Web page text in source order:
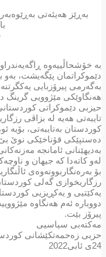
بەڕێز هەیئەتی
بە خۆشحاڵییەوە
دێموكراتمان پێگەیشت، بەو
بەگەرمی پیرۆزبایی
هەنگاوێکی مێژوویی گرینگ
حیزبی دێموكراتی
تایبەتی هەیە لە بزاڤی
کوردستان بەتایبەتی، بۆیە
دەستپێکی قۆناخێکی نوێ
بەدیهێنانی ئامانجە
لەو کاتەدا کە جیهان و
بۆ بەرەنگاربوونەوەی
رزگاریخوازی گەلی
یەکێتیی و یەکڕیزیی
دووبارە ئەم هەنگاوە
پیرۆز بێت.
مەکتەبی سیاسیی
حزبی زەحمەتكێشانی
24ی ئابی2022